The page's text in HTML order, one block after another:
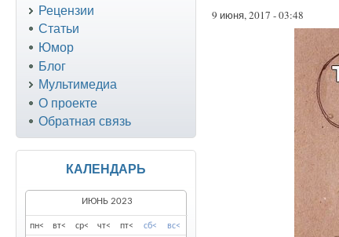
9 июня, 2017 - 03:48
Рецензии
Статьи
Юмор
Блог
Мультимедиа
О проекте
Обратная связь
КАЛЕНДАРЬ
пн< вт< ср< чт< пт< сб< вс<
ИЮНЬ 2023